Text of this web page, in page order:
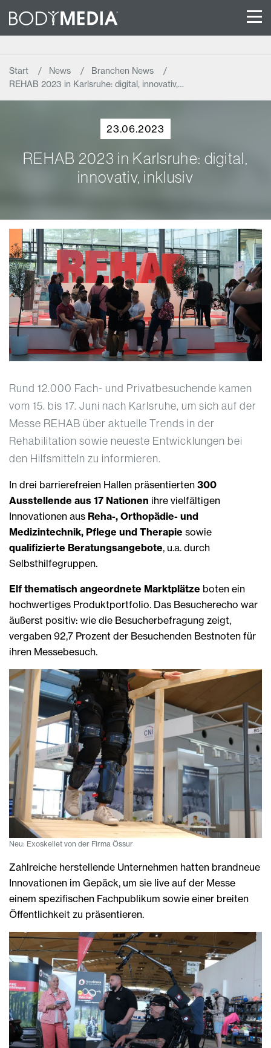
Start News
Branchen News
REHAB 2023 in Karlsruhe: digital, innovativ,…
23.06.2023
REHAB 2023 in Karlsruhe: digital,
innovativ, inklusiv
Rund 12.000 Fach- und Privatbesuchende kamen
vom 15. bis 17. Juni nach Karlsruhe, um sich auf der
Messe REHAB über aktuelle Trends in der
Rehabilitation sowie neueste Entwicklungen bei
den Hilfsmitteln zu informieren.
In drei barrierefreien Hallen präsentierten 300
Ausstellende aus 17 Nationen ihre vielfältigen
Innovationen aus Reha-, Orthopädie- und
Medizintechnik, Pflege und Therapie sowie
qualifizierte Beratungsangebote, u.a. durch
Selbsthilfegruppen.
Elf thematisch angeordnete Marktplätze boten ein
hochwertiges Produktportfolio. Das Besucherecho war
äußerst positiv: wie die Besucherbefragung zeigt,
vergaben 92,7 Prozent der Besuchenden Bestnoten für
ihren Messebesuch.
Neu: Exoskellet von der Firma Össur
Zahlreiche herstellende Unternehmen hatten brandneue
Innovationen im Gepäck, um sie live auf der Messe
einem spezifischen Fachpublikum sowie einer breiten
Öffentlichkeit zu präsentieren.